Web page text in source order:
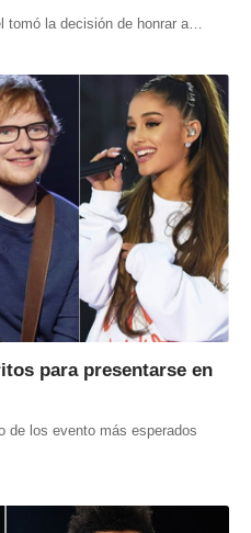
tomó la decisión de honrar a…
para presentarse en
de los evento más esperados